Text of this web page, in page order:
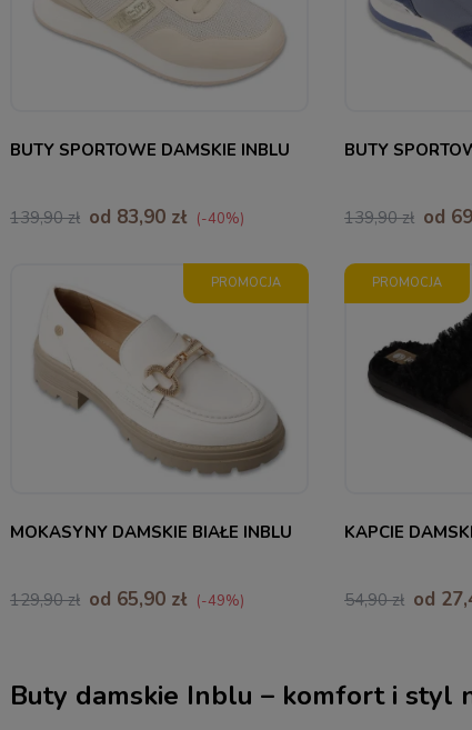
37 38 40
BUTY SPORTOWE DAMSKIE INBLU
139,90 zł od 83,90 zł (-40%)
BUTY
139,90 zł od
MOKASYNY DAMSKIE BIAŁE INBLU
129,90 zł od 65,90 zł (-49%)
PROMOCJA
KAPCIE
54,90 zł od
PROMOCJA
Buty damskie Inblu – komfort i styl